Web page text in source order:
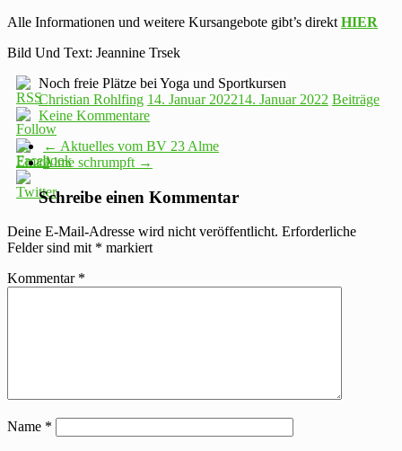
Alle Informationen und weitere Kursangebote gibt’s direkt HIER
Bild Und Text: Jeannine Trsek
Noch freie Plätze bei Yoga und Sportkursen
Christian Rohlfing 14. Januar 202214. Januar 2022 Beiträge
Keine Kommentare
← Aktuelles vom BV 23 Alme
Alme schrumpft →
Schreibe einen Kommentar
Deine E-Mail-Adresse wird nicht veröffentlicht. Erforderliche
Felder sind mit * markiert
Kommentar *
Name *